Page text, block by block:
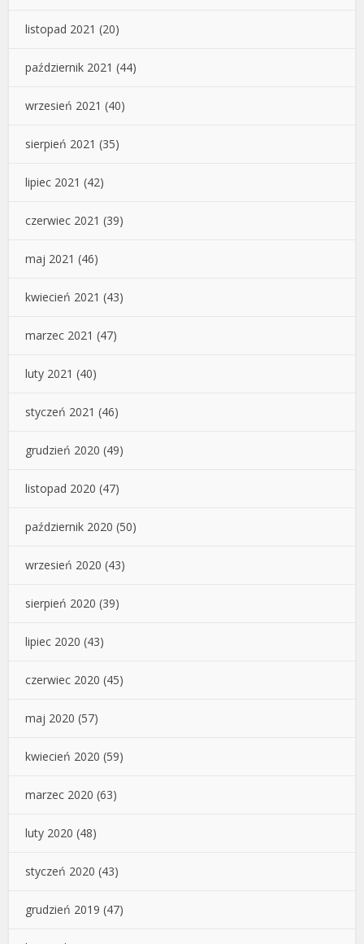
listopad 2021 (20)
październik 2021 (44)
wrzesień 2021 (40)
sierpień 2021 (35)
lipiec 2021 (42)
czerwiec 2021 (39)
maj 2021 (46)
kwiecień 2021 (43)
marzec 2021 (47)
luty 2021 (40)
styczeń 2021 (46)
grudzień 2020 (49)
listopad 2020 (47)
październik 2020 (50)
wrzesień 2020 (43)
sierpień 2020 (39)
lipiec 2020 (43)
czerwiec 2020 (45)
maj 2020 (57)
kwiecień 2020 (59)
marzec 2020 (63)
luty 2020 (48)
styczeń 2020 (43)
grudzień 2019 (47)